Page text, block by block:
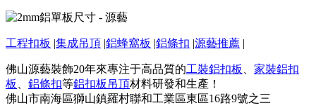
工程扣板 |集成吊頂 |鋁蜂窩板 |鋁條扣 |源藝推薦 |
佛山源藝裝飾20年來專注于高品質的工裝鋁扣板
家裝鋁扣
板
鋁條扣等鋁扣板吊頂材料研發和生產！
佛山市南海區獅山鎮羅村聯和工業區東區16路9號之三